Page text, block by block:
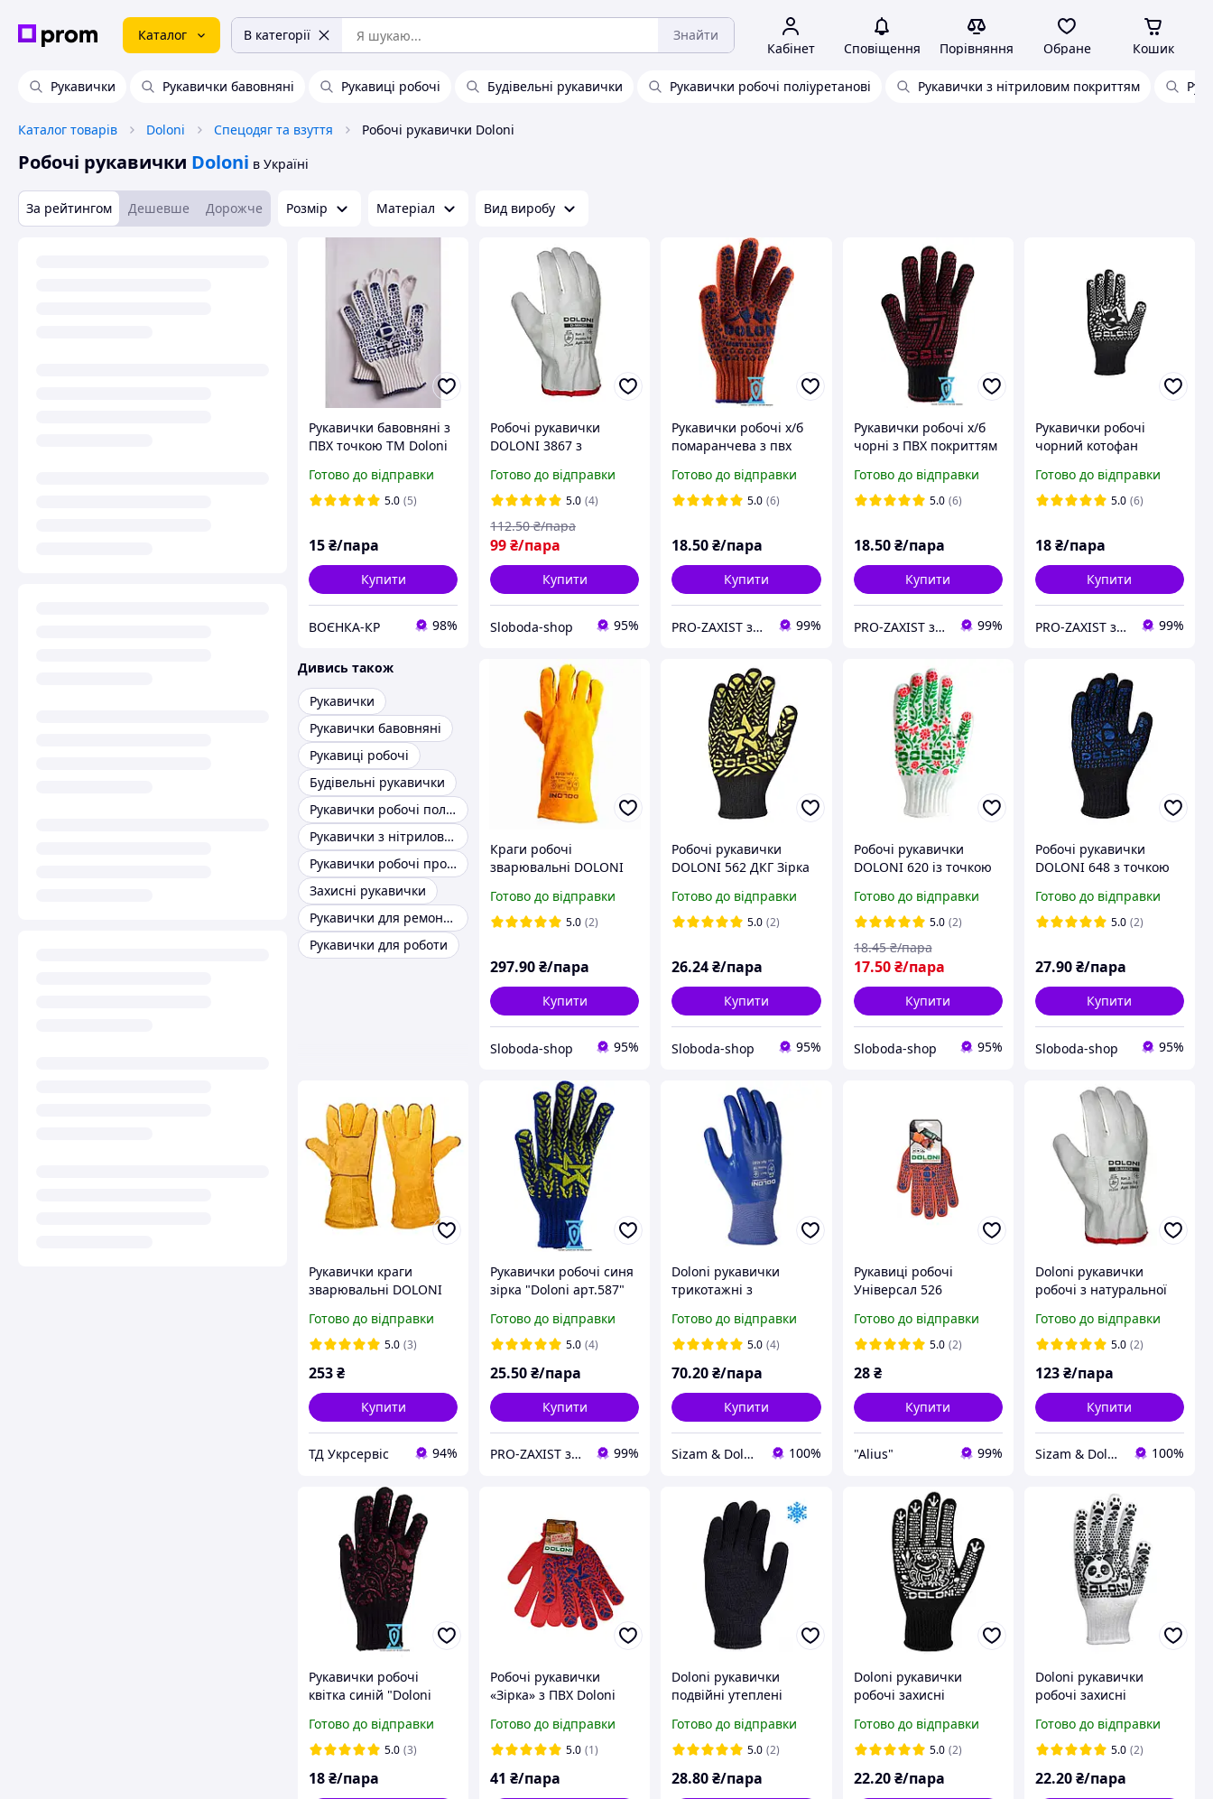
Каталог В категорії Знайти
Кабінет Сповіщення Порівняння Обране Кошик
Рукавички Рукавички бавовняні Рукавиці робочі Будівельні рукавички Рукавички робочі поліуретанові Рукавички з нітриловим покриттям
Каталог товарів Doloni Спецодяг та взуття Робочі рукавички Doloni
Робочі рукавички Doloni в Україні
За рейтингом Дешевше Дорожче Розмір Матеріал Вид виробу
Рукавички бавовняні з
ПВХ точкою TM Doloni
Готово до відправки
5.0 (5)
15₴/пара
Купити
ВОЄНКА-КР 98%
Робочі рукавички
DOLONI 3867 з
шкіри
Готово до відправки
5.0 (4)
99₴/пара
112.50 ₴/пара
Купити
Sloboda-shop 95%
Рукавички робочі х/б
помаранчева з пвх
арт.526" (Україна)
Готово до відправки
5.0 (6)
18.50₴/пара
Купити
PRO-ZAXIST засоби захисту для професіоналів. 99%
Рукавички робочі х/б
чорні з ПВХ покриттям
(Україна)
Готово до відправки
5.0 (6)
18.50 ₴/пара
Купити
PRO-ZAXIST засоби захисту для професіоналів. 99%
Рукавички робочі
чорний котофан
(Україна)
Готово до відправки
5.0 (6)
18₴/пара
Купити
PRO-ZAXIST засоби захисту для професіоналів. 99%
Дивись також
Рукавички
Рукавички бавовняні
Рукавиці робочі
Будівельні рукавички
Рукавички робочі поліуретанові
Рукавички з нітриловим покриттям
Рукавички робочі професійні
Захисні рукавички
Рукавички для ремонту авто
Рукавички для роботи
Краги робочі
зварювальні DOLONI
жовті
Готово до відправки
5.0 (2)
297.90₴/пара
Купити
Sloboda-shop 95%
Робочі рукавички
DOLONI 562 ДКГ Зірка
Готово до відправки
5.0 (2)
26.24₴/пара
Купити
Sloboda-shop 95%
Робочі рукавички
DOLONI 620 із точкою
Готово до відправки
5.0 (2)
17.50 ₴/пара
18.45 ₴/пара
Купити
Sloboda-shop 95%
Робочі рукавички
DOLONI 648 з точкою
Готово до відправки
5.0 (2)
27.90₴/пара
Купити
Sloboda-shop 95%
Рукавички краги
зварювальні DOLONI
підкладкою (XL)
Готово до відправки
5.0 (3)
253₴
Купити
ТД Укрсервіс 94%
Рукавички робочі синя
зірка "Doloni арт.587"
Готово до відправки
5.0 (4)
25.50₴/пара
Купити
PRO-ZAXIST засоби захисту для професіоналів. 99%
Doloni рукавички
трикотажні з
розмір 10, D-Oil 4581
Готово до відправки
5.0 (4)
70.20₴/пара
Купити
Sizam & Doloni 100%
Рукавиці робочі
Універсал 526
трикотажні з ПВХ
крапкою Doloni
Готово до відправки
5.0 (2)
28 ₴
Купити
"Alius" 99%
Doloni рукавички
робочі з натуральної
10, D-Mach 3867
Готово до відправки
5.0 (2)
123₴/пара
Купити
Sizam & Doloni 100%
Рукавички робочі
квітка синій "Doloni
Готово до відправки
5.0 (3)
18₴/пара
Робочі рукавички
«Зірка» з ПВХ Doloni
Готово до відправки
5.0 (1)
41 ₴/пара
Doloni рукавички
подвійні утеплені
розмір 10, Універсал
Плюс 540
Готово до відправки
5.0 (2)
28.80₴/пара
Doloni рукавички
робочі захисні
малюнком, розмір 8,
Садові 4894
Готово до відправки
5.0 (2)
22.20 ₴/пара
Doloni рукавички
робочі захисні
малюнком, розмір 8,
Садові 4895
Готово до відправки
5.0 (2)
22.20₴/пара